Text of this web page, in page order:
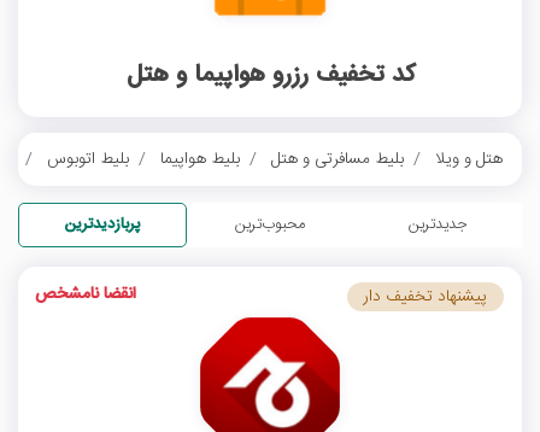
کد تخفیف رزرو هواپیما و هتل
هتل و ویلا بلیط مسافرتی و هتل بلیط هواپیما بلیط اتوبوس
جدیدترین محبوب‌ترین پربازدیدترین
پیشنهاد تخفیف دار انقضا نامشخص